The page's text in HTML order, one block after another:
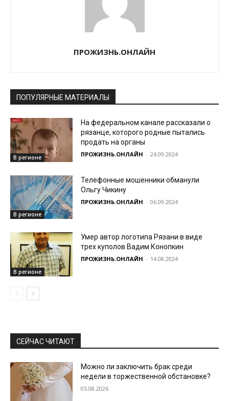
ПРОЖИЗНЬ.ОНЛАЙН
ПОПУЛЯРНЫЕ МАТЕРИАЛЫ
В регионе
На федеральном канале рассказали о
рязанце, которого родные пытались
продать на органы
ПРОЖИЗНЬ.ОНЛАЙН - 24.09.2024
В регионе
Телефонные мошенники обманули
Ольгу Чикину
ПРОЖИЗНЬ.ОНЛАЙН - 06.09.2024
В регионе
Умер автор логотипа Рязани в виде
трех куполов Вадим Конопкин
ПРОЖИЗНЬ.ОНЛАЙН - 14.08.2024
СЕЙЧАС ЧИТАЮТ
Можно ли заключить брак среди
недели в торжественной обстановке?
05.08.2026